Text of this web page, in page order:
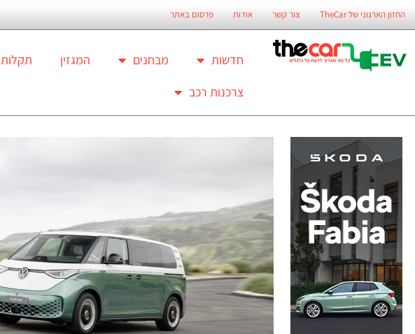
החזון הארגוני של TheCar צור קשר אודות פרסום באתר
חדשות מבחנים המגזין
צרכנות רכב